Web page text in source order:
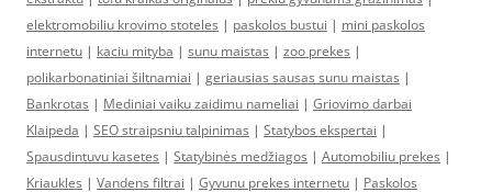
elektromobiliu krovimo stoteles | paskolos bustui | mini paskolos
internetu | kaciu mityba | sunu maistas | zoo prekes |
polikarbonatiniai šiltnamiai | geriausias sausas sunu maistas |
Bankrotas | Mediniai vaiku zaidimu nameliai | Griovimo darbai
Klaipeda | SEO straipsniu talpinimas | Statybos ekspertai |
Spausdintuvu kasetes | Statybinės medžiagos | Automobiliu prekes |
Kriaukles | Vandens filtrai | Gyvunu prekes internetu | Paskolos